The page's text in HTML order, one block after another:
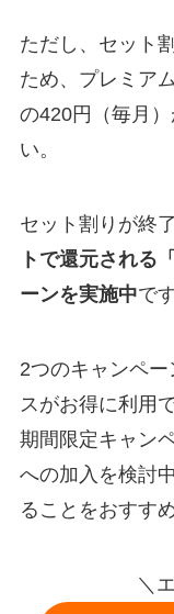
ただし、セット
ため、プレミア
の420円（毎月
い。
セット割りが終
トで還元される
ーンを実施中です
2つのキャンペ
スがお得に利用
期間限定キャン
への加入を検討
ることをおすす
＼